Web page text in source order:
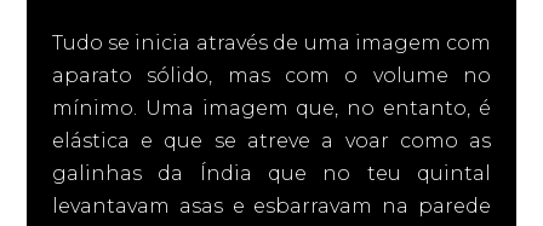
Tudo se inicia através de uma imagem com
aparato sólido, mas com o volume no
mínimo. Uma imagem que, no entanto, é
elástica e que se atreve a voar como as
galinhas da Índia que no teu quintal
levantavam asas e esbarravam na parede